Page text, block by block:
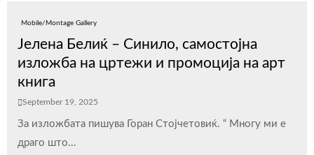
Mobile/Montage Gallery
Јелена Белиќ – Синило, самостојна
изложба на цртежи и промоција на арт
книга
September 19, 2025
За изложбата пишува Горан Стојчетовиќ. “ Многу ми е
драго што...